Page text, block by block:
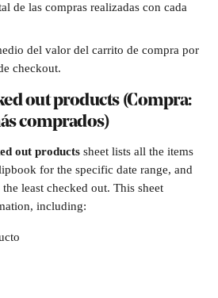
de las compras realizadas con cada
del valor del carrito de compra por
checkout.
out products (Compra:
comprados)
out products sheet lists all the items
for the specific date range, and
least checked out. This sheet
including: